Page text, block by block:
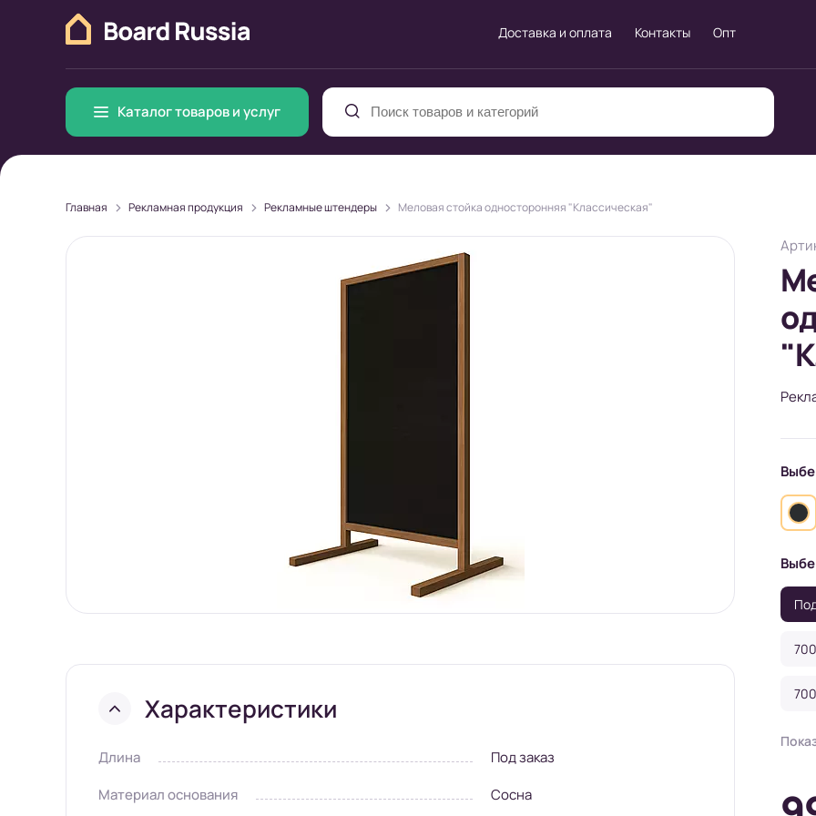
Доставка и оплата Контакты Опт
Каталог товаров и услуг
Главная > Рекламная продукция > Рекламные штендеры > Меловая стойка односторонняя "Классическая"
Характеристики
Длина
Под заказ
Материал основания
Сосна